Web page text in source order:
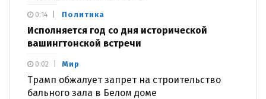
Политика
Исполняется год со дня исторической
вашингтонской встречи
0:14
Мир
Трамп обжалует запрет на строительство
бального зала в Белом доме
0:02